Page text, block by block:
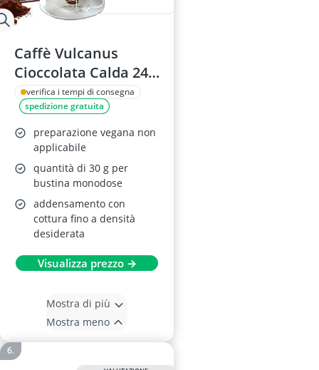
Caffè Vulcanus
Cioccolata Calda 24
Bustine
verifica i tempi di consegna
spedizione gratuita
preparazione vegana non
applicabile
quantità di 30 g per
bustina monodose
addensamento con
cottura fino a densità
desiderata
Visualizza prezzo →
Mostra di più
Mostra meno